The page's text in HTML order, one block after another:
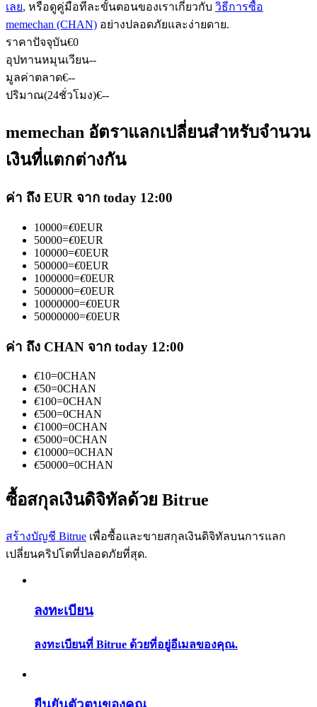
คัดลอกการซื้อขาย
เข้าร่วมกับเทรดเดอร์ชั้นนำ
เป็นเทรดเดอร์คัดลอก
เพลิดเพลินกับการแบ่งปันผลกำไรและค่าคอมมิชชั่นการคัด
ลอกการซื้อขาย
ข้อมูล
การวิเคราะห์ข้อมูลขนาดใหญ่ รวมถึงข้อมูลการค้า ฯลฯ
แนะนำ
คู่มือเริ่มต้นฟิวเจอร์ส
เลย, หรือดูคู่มือทีละขั้นตอนของเราเกี่ยวกับ วิธีการซื้อ
memechan (CHAN) อย่างปลอดภัยและง่ายดาย.
ราคาปัจจุบัน€0
อุปทานหมุนเวียน--
มูลค่าตลาด€--
ปริมาณ(24ชั่วโมง)€--
memechan อัตราแลกเปลี่ยนสำหรับจำนวน
เงินที่แตกต่างกัน
ค่า ถึง EUR จาก today 12:00
10000=€0EUR
50000=€0EUR
100000=€0EUR
500000=€0EUR
1000000=€0EUR
5000000=€0EUR
10000000=€0EUR
50000000=€0EUR
ค่า ถึง CHAN จาก today 12:00
€10=0CHAN
€50=0CHAN
€100=0CHAN
€500=0CHAN
€1000=0CHAN
€5000=0CHAN
€10000=0CHAN
€50000=0CHAN
ซื้อสกุลเงินดิจิทัลด้วย Bitrue
สร้างบัญชี Bitrue เพื่อซื้อและขายสกุลเงินดิจิทัลบนการแลก
เปลี่ยนคริปโตที่ปลอดภัยที่สุด.
ลงทะเบียน
ลงทะเบียนที่ Bitrue ด้วยที่อยู่อีเมลของคุณ.